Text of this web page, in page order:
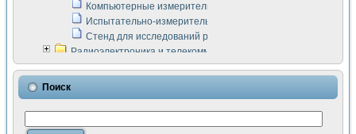
Компьютерные измерительные системы для
Испытательно-измерительный комплекс аппаратуры для
Стенд для исследований рабочих процессов ДВС в
Радиоэлектроника и телекоммуникации
LabVIEW в расчетах радиолиний систем передачи данных
Аппаратно-программный комплекс для исследования
Виртуальный лабораторный стенд для исследования
Измерение шумовых параметров операционных
Измерительный преобразователь на основе цифровой
Поиск